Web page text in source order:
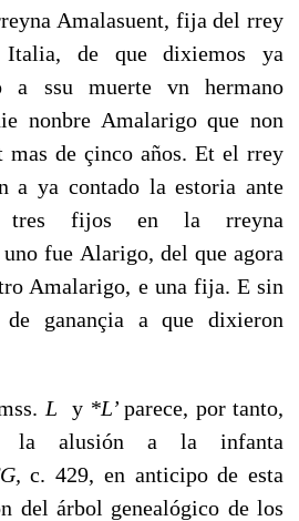
Amalasuent, fija del rrey
Italia, de que dixiemos ya
a ssu muerte vn hermano
nonbre Amalarigo que non
mas de çinco años. Et el rrey
a ya contado la estoria ante
tres fijos en la rreyna
fue Alarigo, del que agora
Amalarigo, e una fija. E sin
ganançia a que dixieron
L y *L’parece, por tanto,
la alusión a la infanta
c. 429, en anticipo de esta
del árbol genealógico de los